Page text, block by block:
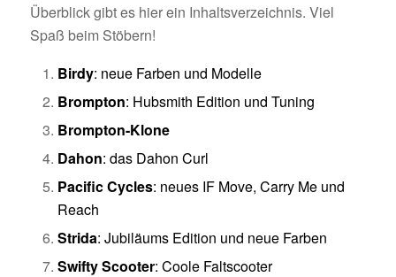
Überblick gibt es hier ein Inhaltsverzeichnis. Viel
Spaß beim Stöbern!
Birdy: neue Farben und Modelle
Brompton: Hubsmith Edition und Tuning
Brompton-Klone
Dahon: das Dahon Curl
Pacific Cycles: neues IF Move, Carry Me und
Reach
Strida: Jubiläums Edition und neue Farben
Swifty Scooter: Coole Faltscooter